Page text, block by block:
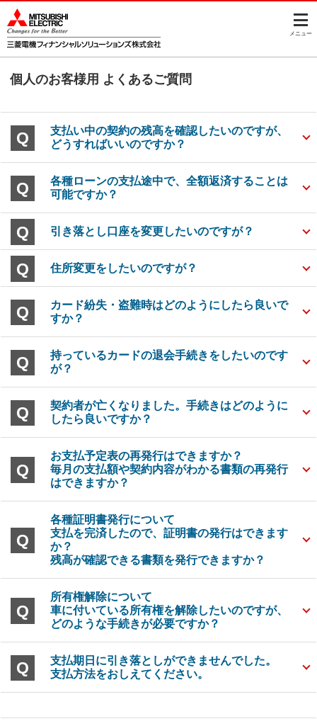
メニュー
個人のお客様用 よくあるご質問
支払い中の契約の残高を確認したいのですが、
どうすればいいのですか？
各種ローンの支払途中で、全額返済することは
可能ですか？
引き落とし口座を変更したいのですが？
住所変更をしたいのですが？
カード紛失・盗難時はどのようにしたら良いで
すか？
持っているカードの退会手続きをしたいのです
が？
契約者が亡くなりました。手続きはどのように
したら良いですか？
お支払予定表の再発行はできますか？
毎月の支払額や契約内容がわかる書類の再発行
はできますか？
各種証明書発行について
支払を完済したので、証明書の発行はできます
か？
残高が確認できる書類を発行できますか？
所有権解除について
車に付いている所有権を解除したいのですが、
どのような手続きが必要ですか？
支払期日に引き落としができませんでした。
支払方法をおしえてください。